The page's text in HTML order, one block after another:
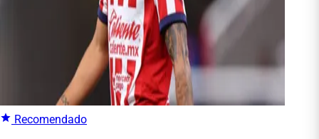
Recomendado